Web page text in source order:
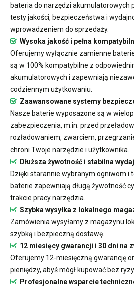
bateria do narzędzi akumulatorowych
testy jakości, bezpieczeństwa i
wprowadzeniem do sprzedaży.
Wysoka jakość i pełna
Oferujemy wyłącznie zamienne
są w 100% kompatybilne z
akumulatorowych i zapewniają
codziennym użytkowaniu.
Zaawansowane systemy
Nasze baterie wyposażone są w
zabezpieczenia, m.in. przed
rozładowaniem, zwarciem,
chroni Twoje narzędzie i użytkownika.
Dłuższa żywotność i stabilna
Dzięki starannie wybranym ogniwom i
baterie zapewniają długą żywotność
trakcie pracy narzędzia.
Szybka wysyłka z lokalnego
Zamówienia wysyłamy z magazynu
szybką i bezpieczną dostawę.
12 miesięcy gwarancji i 30 dni na
Oferujemy 12-miesięczną gwarancję
pieniędzy, abyś mógł kupować bez
Profesjonalne wsparcie